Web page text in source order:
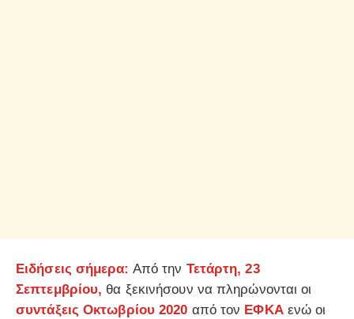
Ειδήσεις σήμερα: Από την Τετάρτη, 23
Σεπτεμβρίου, θα ξεκινήσουν να πληρώνονται οι
συντάξεις Οκτωβρίου 2020 από τον ΕΦΚΑενώ οι